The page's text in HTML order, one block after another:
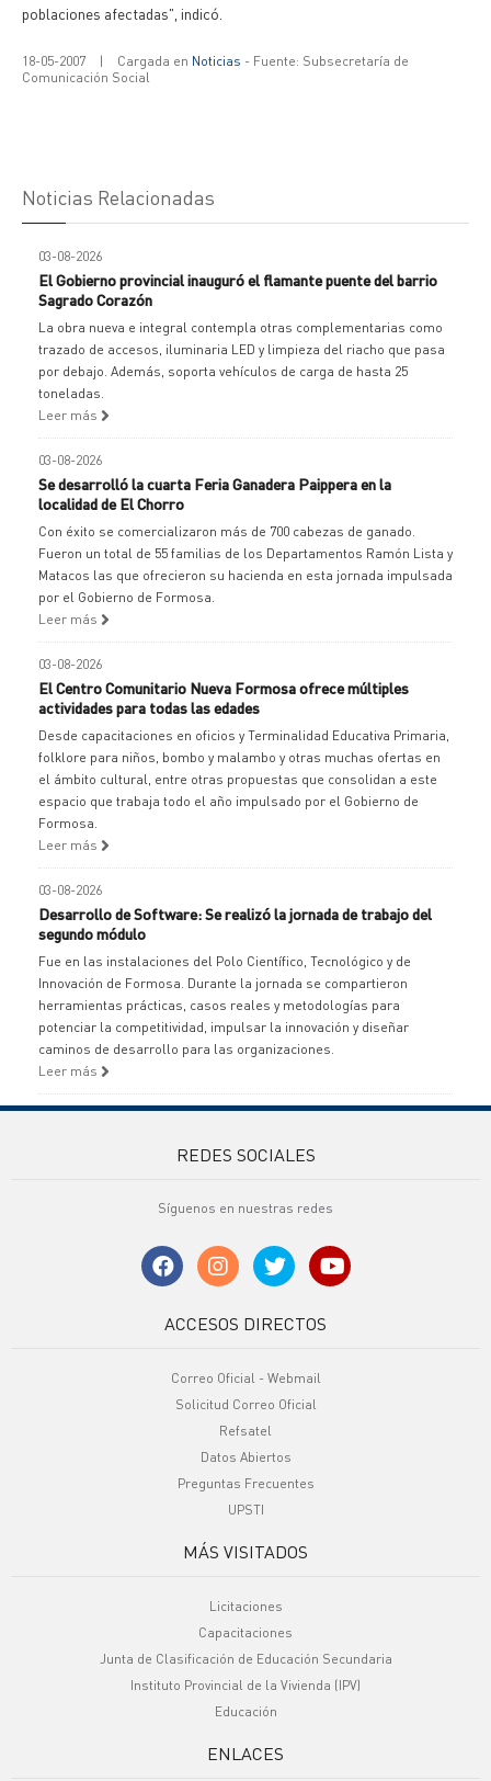
poblaciones afectadas", indicó.
18-05-2007 | Cargada en Noticias - Fuente: Subsecretaría de
Comunicación Social
Noticias Relacionadas
03-08-2026
El Gobierno provincial inauguró el flamante puente del barrio
Sagrado Corazón
La obra nueva e integral contempla otras complementarias como
trazado de accesos, iluminaria LED y limpieza del riacho que pasa
por debajo. Además, soporta vehículos de carga de hasta 25
toneladas.
Leer más
03-08-2026
Se desarrolló la cuarta Feria Ganadera Paippera en la
localidad de El Chorro
Con éxito se comercializaron más de 700 cabezas de ganado.
Fueron un total de 55 familias de los Departamentos Ramón Lista y
Matacos las que ofrecieron su hacienda en esta jornada impulsada
por el Gobierno de Formosa.
Leer más
03-08-2026
El Centro Comunitario Nueva Formosa ofrece múltiples
actividades para todas las edades
Desde capacitaciones en oficios y Terminalidad Educativa Primaria,
folklore para niños, bombo y malambo y otras muchas ofertas en
el ámbito cultural, entre otras propuestas que consolidan a este
espacio que trabaja todo el año impulsado por el Gobierno de
Formosa.
Leer más
03-08-2026
Desarrollo de Software: Se realizó la jornada de trabajo del
segundo módulo
Fue en las instalaciones del Polo Científico, Tecnológico y de
Innovación de Formosa. Durante la jornada se compartieron
herramientas prácticas, casos reales y metodologías para
potenciar la competitividad, impulsar la innovación y diseñar
caminos de desarrollo para las organizaciones.
Leer más
REDES SOCIALES
Síguenos en nuestras redes
ACCESOS DIRECTOS
Correo Oficial - Webmail
Solicitud Correo Oficial
Refsatel
Datos Abiertos
Preguntas Frecuentes
UPSTI
MÁS VISITADOS
Licitaciones
Capacitaciones
Junta de Clasificación de Educación Secundaria
Instituto Provincial de la Vivienda (IPV)
Educación
ENLACES